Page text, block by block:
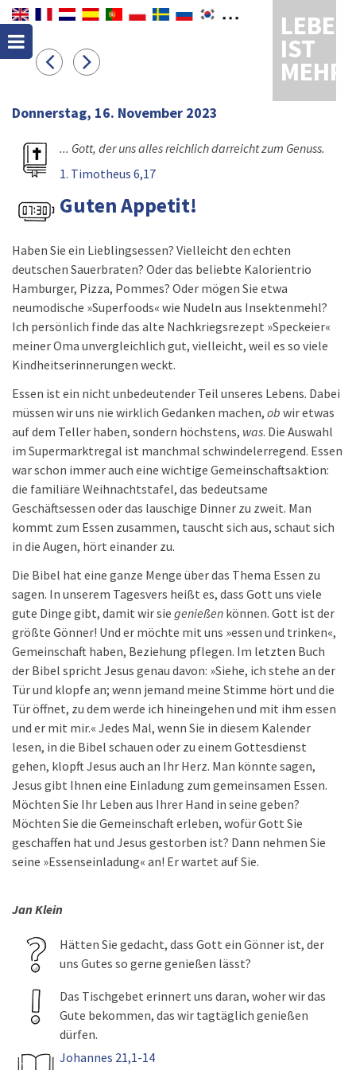
LEBEN
IST
MEHR
Donnerstag, 16. November 2023
... Gott, der uns alles reichlich darreicht zum Genuss.
1. Timotheus 6,17
Guten Appetit!
Haben Sie ein Lieblingsessen? Vielleicht den echten
deutschen Sauerbraten? Oder das beliebte Kalorientrio
Hamburger, Pizza, Pommes? Oder mögen Sie etwa
neumodische »Superfoods« wie Nudeln aus Insektenmehl?
Ich persönlich finde das alte Nachkriegsrezept »Speckeier«
meiner Oma unvergleichlich gut, vielleicht, weil es so viele
Kindheitserinnerungen weckt.
Essen ist ein nicht unbedeutender Teil unseres Lebens. Dabei
müssen wir uns nie wirklich Gedanken machen, ob wir etwas
auf dem Teller haben, sondern höchstens, was. Die Auswahl
im Supermarktregal ist manchmal schwindelerregend. Essen
war schon immer auch eine wichtige Gemeinschaftsaktion:
die familiäre Weihnachtstafel, das bedeutsame
Geschäftsessen oder das lauschige Dinner zu zweit. Man
kommt zum Essen zusammen, tauscht sich aus, schaut sich
in die Augen, hört einander zu.
Die Bibel hat eine ganze Menge über das Thema Essen zu
sagen. In unserem Tagesvers heißt es, dass Gott uns viele
gute Dinge gibt, damit wir sie genießen können. Gott ist der
größte Gönner! Und er möchte mit uns »essen und trinken«,
Gemeinschaft haben, Beziehung pflegen. Im letzten Buch
der Bibel spricht Jesus genau davon: »Siehe, ich stehe an der
Tür und klopfe an; wenn jemand meine Stimme hört und die
Tür öffnet, zu dem werde ich hineingehen und mit ihm essen
und er mit mir.« Jedes Mal, wenn Sie in diesem Kalender
lesen, in die Bibel schauen oder zu einem Gottesdienst
gehen, klopft Jesus auch an Ihr Herz. Man könnte sagen,
Jesus gibt Ihnen eine Einladung zum gemeinsamen Essen.
Möchten Sie Ihr Leben aus Ihrer Hand in seine geben?
Möchten Sie die Gemeinschaft erleben, wofür Gott Sie
geschaffen hat und Jesus gestorben ist? Dann nehmen Sie
seine »Essenseinladung« an! Er wartet auf Sie.
Jan Klein
Hätten Sie gedacht, dass Gott ein Gönner ist, der
uns Gutes so gerne genießen lässt?
Das Tischgebet erinnert uns daran, woher wir das
Gute bekommen, das wir tagtäglich genießen
dürfen.
Johannes 21,1-14